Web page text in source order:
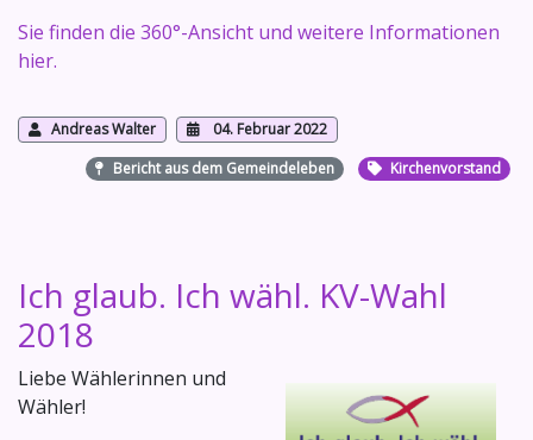
Sie finden die 360°-Ansicht und weitere Informationen
hier.
Andreas Walter
04. Februar 2022
Bericht aus dem Gemeindeleben
Kirchenvorstand
Ich glaub. Ich wähl. KV-Wahl
2018
Liebe Wählerinnen und
Wähler!